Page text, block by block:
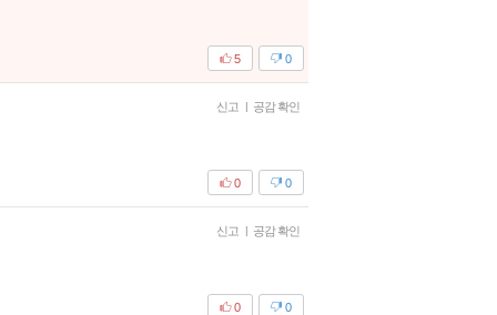
0
5
신고 | 공감 확인
0
0
신고 | 공감 확인
0
0